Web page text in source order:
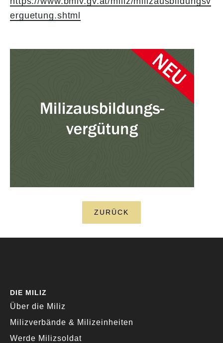
erguetung.shtml
ZURÜCK
DIE MILIZ
Über die Miliz
Milizverbände & Milizeinheiten
Werde Milizsoldat